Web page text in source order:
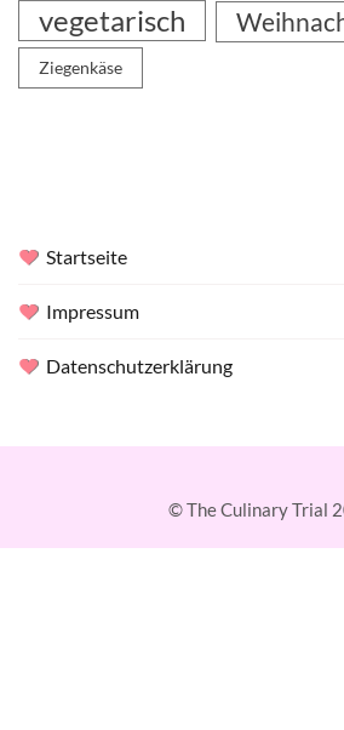
vegetarisch
Ziegenkäse
Startseite
Impressum
Datenschutzerklärung
© The Culinary Trial